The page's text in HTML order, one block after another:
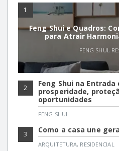
1
Feng Shui e Quadros:
para Atrair
FENG SHUI,
2
Feng Shui na
prosperidade,
oportunidades
FENG SHUI
3 Como a casa une
ARQUITETURA, RESIDENCIAL